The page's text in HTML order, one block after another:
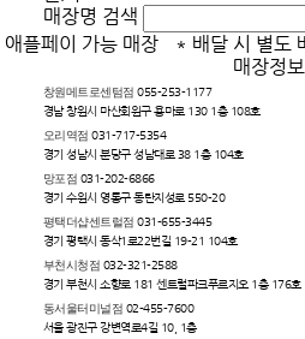
매장명 검색
애플페이 가능 매장
* 배달 시 별도
매장정보
창원메트로센텀점 055-253-1177
경남 창원시 마산회원구 용마로 130 1층 108호
오리역점 031-717-5354
경기 성남시 분당구 성남대로 38 1층 104호
망포점 031-202-6866
경기 수원시 영통구 동탄지성로 550-20
평택더샵센트럴점 031-655-3445
경기 평택시 동삭1로22번길 19-21 104호
부천시청점 032-321-2588
경기 부천시 소향로 181 센트럴파크푸르지오 1층 176호
동서울터미널점 02-455-7600
서울 광진구 강변역로4길 10, 1층